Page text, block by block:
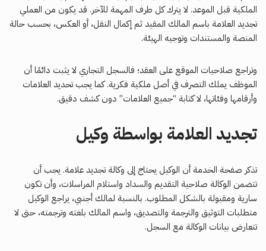
الملكية قبل الموعد. لا يترك كل طرف المهمة للآخر. قد يكون من العملي
تجديد العلامة باسم المالك المقيد ثم إكمال النقل، أو العكس، بحسب حالة
المنصة والمستندات وتوجيه الهيئة.
وتراجع صلاحيات الموقع على العقد؛ فالسجل التجاري لا يثبت دائمًا أن
الموظف يملك التصرف في أصل ملكية فكرية. كما يجب تحديد العلامات
وأرقامها وفئاتها، لا كتابة “جميع العلامات” دون كشف دقيق.
تجديد العلامة بواسطة وكيل
تذكر صفحة الخدمة أن الوكيل يحتاج إلى وكالة تجديد علامة. يجب أن
تتضمن الوكالة صلاحية التقديم والسداد واستلام المراسلات، وأن تكون
سارية ومقبولة بالشكل المطلوب. بالنسبة لمالك أجنبي، يراجع الوكيل
متطلبات التوثيق والترجمة والتصديق، واسم المالك بلغته وترجمته، حتى لا
تتعارض بيانات الوكالة مع السجل.